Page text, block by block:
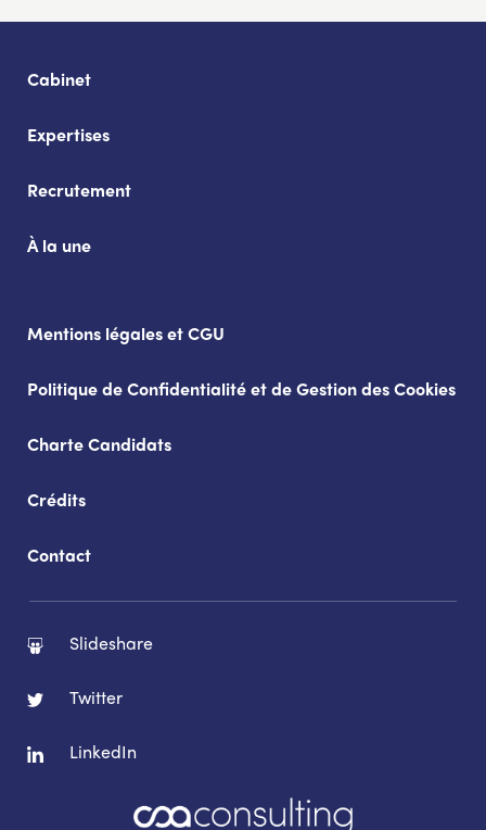
Cabinet
Expertises
Recrutement
À la une
Mentions légales et CGU
Politique de Confidentialité et de Gestion des Cookies
Charte Candidats
Crédits
Contact
Slideshare
Twitter
LinkedIn